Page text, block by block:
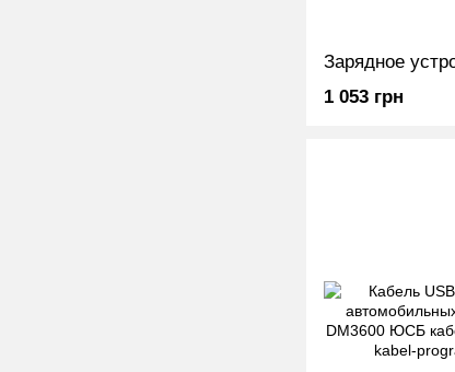
1 053 грн